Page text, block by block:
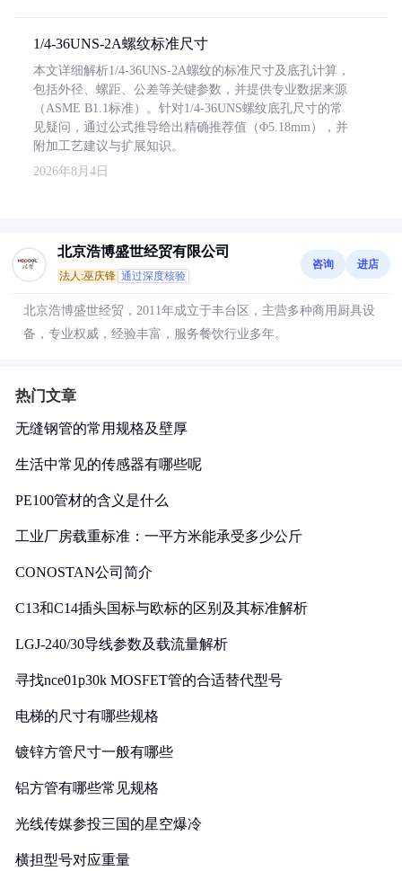
1/4-36UNS-2A螺纹标准尺寸
本文详细解析1/4-36UNS-2A螺纹的标准尺寸及底孔计算，
包括外径、螺距、公差等关键参数，并提供专业数据来源
（ASME B1.1标准）。针对1/4-36UNS螺纹底孔尺寸的常
见疑问，通过公式推导给出精确推荐值（Φ5.18mm），并
附加工艺建议与扩展知识。
2026年8月4日
北京浩博盛世经贸有限公司
法人:巫庆锋 通过深度核验
咨询 进店
北京浩博盛世经贸，2011年成立于丰台区，主营多种商用厨具设
备，专业权威，经验丰富，服务餐饮行业多年。
热门文章
无缝钢管的常用规格及壁厚
生活中常见的传感器有哪些呢
PE100管材的含义是什么
工业厂房载重标准：一平方米能承受多少公斤
CONOSTAN公司简介
C13和C14插头国标与欧标的区别及其标准解析
LGJ-240/30导线参数及载流量解析
寻找nce01p30k MOSFET管的合适替代型号
电梯的尺寸有哪些规格
镀锌方管尺寸一般有哪些
铝方管有哪些常见规格
光线传媒参投三国的星空爆冷
横担型号对应重量